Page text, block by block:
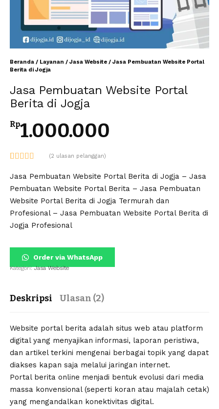
Beranda / Layanan / Jasa Website / Jasa Pembuatan Website Portal
Berita di Jogja
Jasa Pembuatan Website Portal
Berita di Jogja
Rp1.000.000
5.00dari 5
penilaian
pelanggan
(2 ulasan pelanggan)
Jasa Pembuatan Website Portal Berita di Jogja – Jasa
Pembuatan Website Portal Berita – Jasa Pembuatan
Website Portal Berita di Jogja Termurah dan
Profesional – Jasa Pembuatan Website Portal Berita di
Jogja Profesional
Order via WhatsApp
Kategori:Jasa Website
Deskripsi Ulasan (2)
Website portal berita adalah situs web atau platform
digital yang menyajikan informasi, laporan peristiwa,
dan artikel terkini mengenai berbagai topik yang dapat
diakses kapan saja melalui jaringan internet.
Portal berita online menjadi bentuk evolusi dari media
massa konvensional (seperti koran atau majalah cetak)
yang mengandalkan konektivitas digital.